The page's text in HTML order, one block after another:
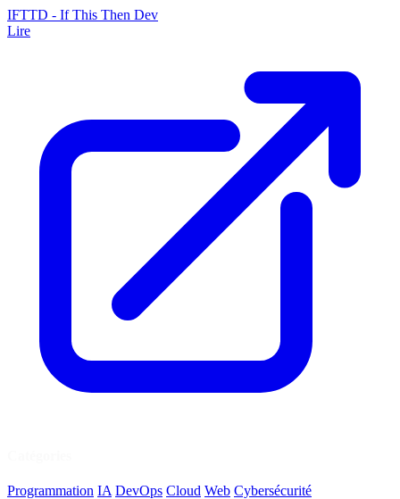
IFTTD - If This Then Dev
Lire
Programmation IA DevOps Cloud Web Cybersécurité